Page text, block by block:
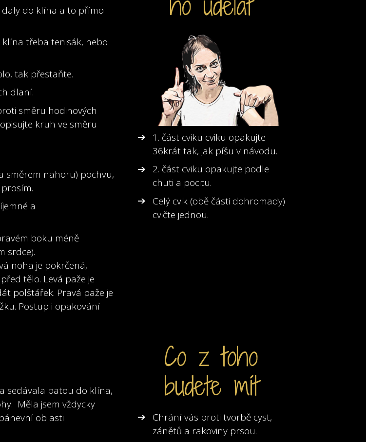
daly do klína a to přímo
třeba tenisák, nebo
tak přestaňte.
dlaní.
směru hodinových
kruh ve směru
směrem nahoru) pochvu,
a
boku méně
srdce).
noha je pokrčená,
tělo. Levá paže je
polštářek. Pravá paže je
Postup i opakování
1. část cviku cviku opakujte
36krát tak, jak píšu v návodu.
2. část cviku opakujte podle
chuti a pocitu.
Celý cvik (obě části dohromady)
cvičte jednou.
sedávala patou do klína,
Měla jsem vždycky
oblasti
Co z toho
budete mít
Chrání vás proti tvorbě cyst,
zánětů a rakoviny prsou.